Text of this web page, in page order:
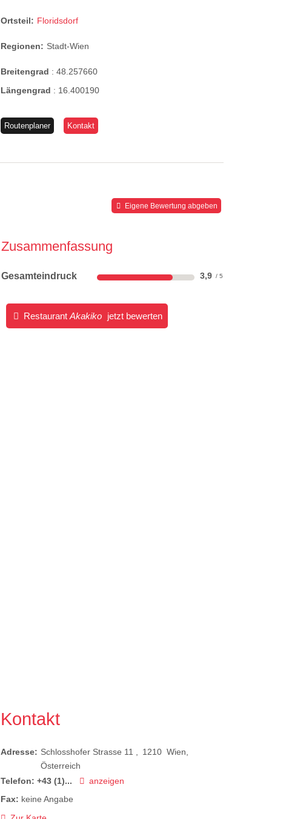
Ortsteil: Floridsdorf
Regionen: Stadt-Wien
Breitengrad :48.257660
Längengrad : 16.400190
Routenplaner Kontakt
Eigene Bewertung abgeben
Zusammenfassung
Gesamteindruck 3,9
RestaurantAkakiko jetzt bewerten
Kontakt
Adresse: Schlosshofer Strasse 11 1210 Wien
Österreich
Telefon: +43 (1)...
anzeigen
Fax: keine Angabe